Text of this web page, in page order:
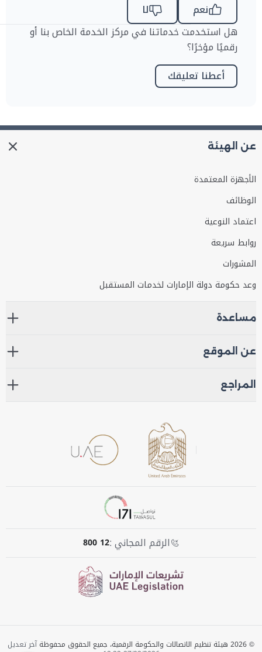
نعم
لا
هل استخدمت خدماتنا في مركز الخدمة الخاص بنا أو
رقميًا مؤخرًا؟
أعطنا تعليقك
عن الهيئة
الأجهزة المعتمدة
الوظائف
اعتماد النوعية
روابط سريعة
المشورات
وعد حكومة دولة الإمارات لخدمات المستقبل
مساعدة
عن الموقع
المراجع
الرقم المجاني :800 12
© 2026 هيئة تنظيم الاتصالات والحكومة الرقمية، جميع الحقوق محفوظة آخر تعديل